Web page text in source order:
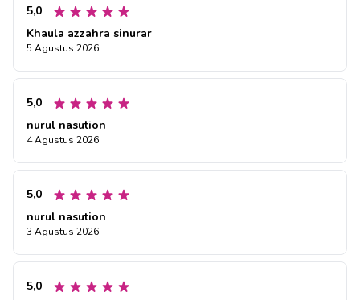
5,0
Khaula azzahra sinurar
5 Agustus 2026
5,0
nurul nasution
4 Agustus 2026
5,0
nurul nasution
3 Agustus 2026
5,0